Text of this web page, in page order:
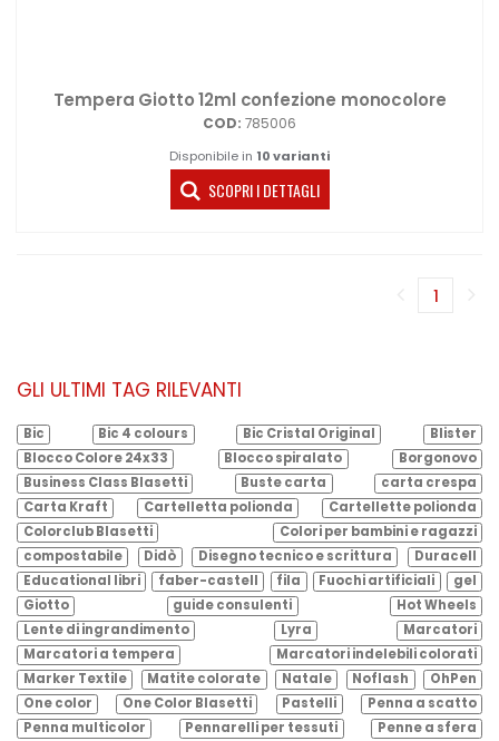
Tempera Giotto 12ml confezione monocolore
COD: 785006
Disponibile in 10 varianti
SCOPRI I DETTAGLI
1
GLI ULTIMI TAG RILEVANTI
Bic Bic 4 colours Bic Cristal Original
Blister
Blocco Colore 24x33
Blocco spiralato
Borgonovo
Business Class Blasetti
Buste carta
carta crespa
Carta Kraft
Cartelletta polionda
Cartellette polionda
Colorclub Blasetti
Colori per bambini e ragazzi
compostabile
Didò Disegno tecnico e scrittura
Duracell
Educational libri
faber-castell fila Fuochi artificiali
gel
Giotto
guide consulenti
Hot Wheels
Lente di ingrandimento
Lyra
Marcatori
Marcatori a tempera
Marcatori indelebili colorati
Marker Textile
Matite colorate Natale Noflash
OhPen
One color
One Color Blasetti Pastelli
Penna a scatto
Penna multicolor
Pennarelli per tessuti
Penne a sfera